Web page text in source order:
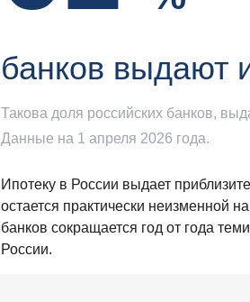
банков выдают
Такова доля российских банков,
Данные на 1 апреля 2026 года.
Ипотеку в России выдает
остается практически неизменной
банков сокращается год от года
России.